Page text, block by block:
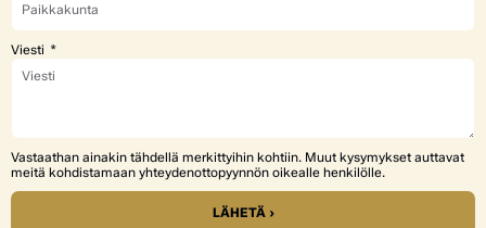
Viesti
Vastaathan ainakin tähdellä merkittyihin kohtiin. Muut kysymykset auttavat
meitä kohdistamaan yhteydenottopyynnön oikealle henkilölle.
LÄHETÄ ›